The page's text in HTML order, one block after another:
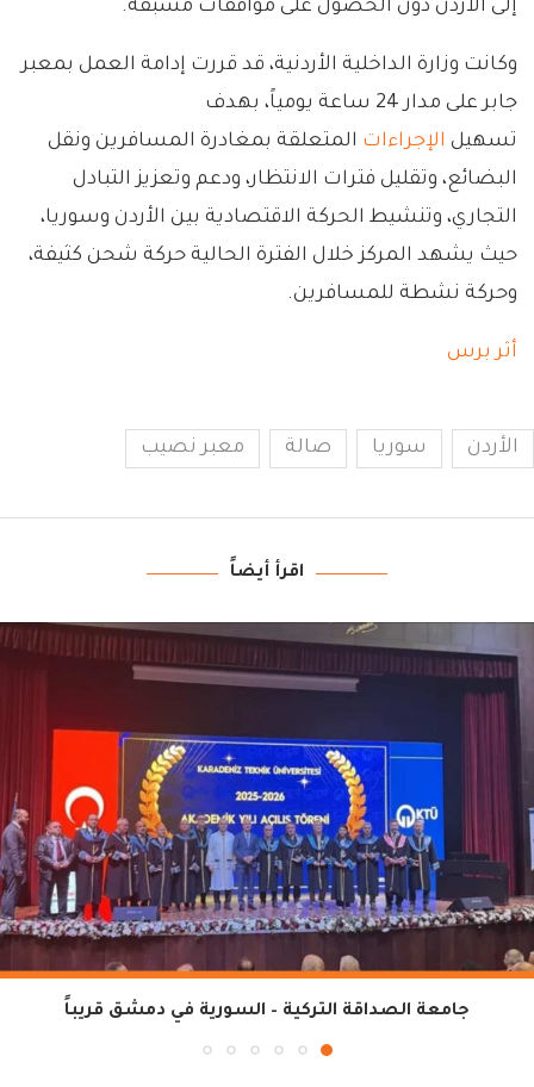
إلى الأردن دون الحصول على موافقات مسبقة.
وكانت وزارة الداخلية الأردنية، قد قررت إدامة العمل بمعبر
جابر على مدار 24 ساعة يومياً، بهدف
تسهيل الإجراءات المتعلقة بمغادرة المسافرين ونقل
البضائع، وتقليل فترات الانتظار، ودعم وتعزيز التبادل
التجاري، وتنشيط الحركة الاقتصادية بين الأردن وسوريا،
حيث يشهد المركز خلال الفترة الحالية حركة شحن كثيفة،
وحركة نشطة للمسافرين.
أثر برس
الأردن سوريا صالة معبر نصيب
اقرأ أيضاً
جامعة الصداقة التركية – السورية في دمشق قريباً